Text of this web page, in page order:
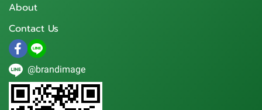
About
Contact Us
@brandimage